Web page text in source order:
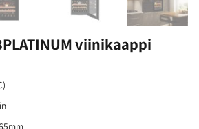
viinikaappi